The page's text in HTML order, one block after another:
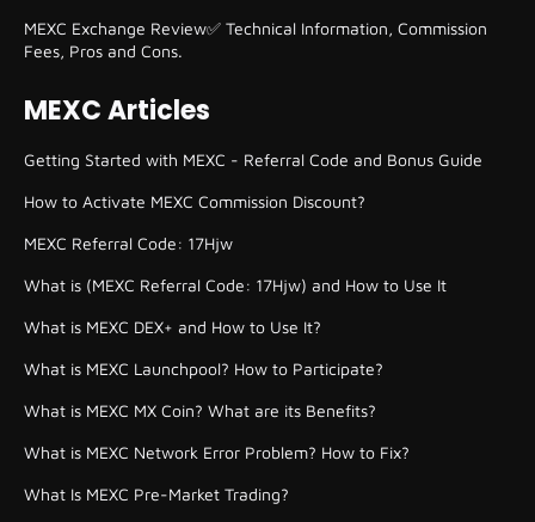
MEXC Exchange Review✅ Technical Information, Commission
Fees, Pros and Cons.
MEXC Articles
Getting Started with MEXC - Referral Code and Bonus Guide
How to Activate MEXC Commission Discount?
MEXC Referral Code: 17Hjw
What is (MEXC Referral Code: 17Hjw) and How to Use It
What is MEXC DEX+ and How to Use It?
What is MEXC Launchpool? How to Participate?
What is MEXC MX Coin? What are its Benefits?
What is MEXC Network Error Problem? How to Fix?
What Is MEXC Pre-Market Trading?